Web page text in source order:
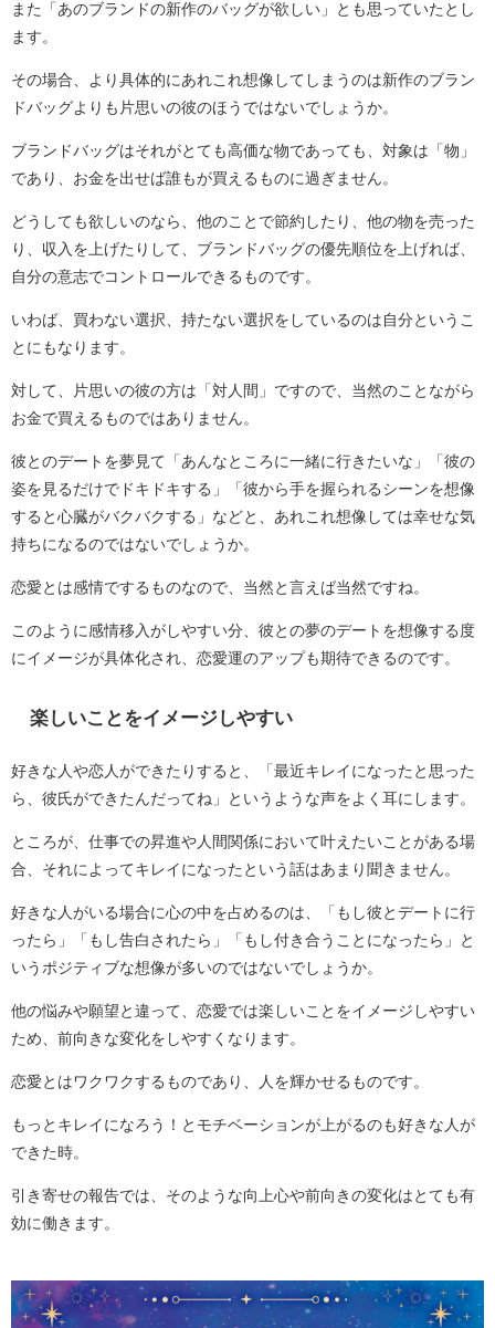
また「あのブランドの新作のバッグが欲しい」とも思っていたとし
ます。
その場合、より具体的にあれこれ想像してしまうのは新作のブラン
ドバッグよりも片思いの彼のほうではないでしょうか。
ブランドバッグはそれがとても高価な物であっても、対象は「物」
であり、お金を出せば誰もが買えるものに過ぎません。
どうしても欲しいのなら、他のことで節約したり、他の物を売った
り、収入を上げたりして、ブランドバッグの優先順位を上げれば、
自分の意志でコントロールできるものです。
いわば、買わない選択、持たない選択をしているのは自分というこ
とにもなります。
対して、片思いの彼の方は「対人間」ですので、当然のことながら
お金で買えるものではありません。
彼とのデートを夢見て「あんなところに一緒に行きたいな」「彼の
姿を見るだけでドキドキする」「彼から手を握られるシーンを想像
すると心臓がバクバクする」などと、あれこれ想像しては幸せな気
持ちになるのではないでしょうか。
恋愛とは感情でするものなので、当然と言えば当然ですね。
このように感情移入がしやすい分、彼との夢のデートを想像する度
にイメージが具体化され、恋愛運のアップも期待できるのです。
楽しいことをイメージしやすい
好きな人や恋人ができたりすると、「最近キレイになったと思った
ら、彼氏ができたんだってね」というような声をよく耳にします。
ところが、仕事での昇進や人間関係において叶えたいことがある場
合、それによってキレイになったという話はあまり聞きません。
好きな人がいる場合に心の中を占めるのは、「もし彼とデートに行
ったら」「もし告白されたら」「もし付き合うことになったら」と
いうポジティブな想像が多いのではないでしょうか。
他の悩みや願望と違って、恋愛では楽しいことをイメージしやすい
ため、前向きな変化をしやすくなります。
恋愛とはワクワクするものであり、人を輝かせるものです。
もっとキレイになろう！とモチベーションが上がるのも好きな人が
できた時。
引き寄せの報告では、そのような向上心や前向きの変化はとても有
効に働きます。